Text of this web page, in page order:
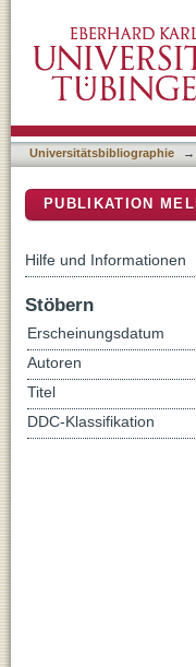
Universitätsbibliographie →
PUBLIKATION
Hilfe und Informationen
Stöbern
Erscheinungsdatum
Autoren
Titel
DDC-Klassifikation